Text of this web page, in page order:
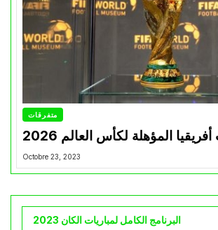
متفرقات
المؤهلة لكأس العالم 2026
Octobre 23, 2023
البرنامج الكامل لمباريات الكان 2023